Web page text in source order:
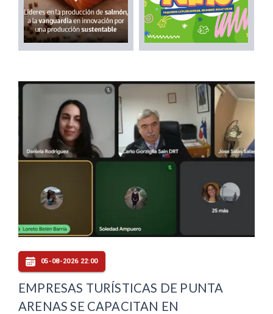
05-08-2026 22:00
EMPRESAS TURÍSTICAS DE PUNTA
ARENAS SE CAPACITAN EN